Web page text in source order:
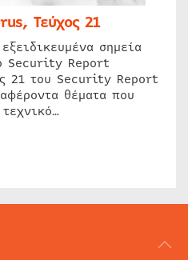
Τεύχος 21
σημεία
Security Report
21 του Security Report
θέματα που